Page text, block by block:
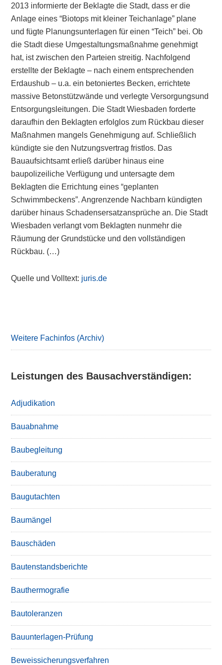
2013 informierte der Beklagte die Stadt, dass er die
Anlage eines “Biotops mit kleiner Teichanlage” plane
und fügte Planungsunterlagen für einen “Teich” bei. Ob
die Stadt diese Umgestaltungsmaßnahme genehmigt
hat, ist zwischen den Parteien streitig. Nachfolgend
erstellte der Beklagte – nach einem entsprechenden
Erdaushub – u.a. ein betoniertes Becken, errichtete
massive Betonstützwände und verlegte Versorgungsund
Entsorgungsleitungen. Die Stadt Wiesbaden forderte
daraufhin den Beklagten erfolglos zum Rückbau dieser
Maßnahmen mangels Genehmigung auf. Schließlich
kündigte sie den Nutzungsvertrag fristlos. Das
Bauaufsichtsamt erließ darüber hinaus eine
baupolizeiliche Verfügung und untersagte dem
Beklagten die Errichtung eines “geplanten
Schwimmbeckens”. Angrenzende Nachbarn kündigten
darüber hinaus Schadensersatzansprüche an. Die Stadt
Wiesbaden verlangt vom Beklagten nunmehr die
Räumung der Grundstücke und den vollständigen
Rückbau. (…)
Quelle und Volltext: juris.de
Weitere Fachinfos (Archiv)
Leistungen des Bausachverständigen:
Adjudikation
Bauabnahme
Baubegleitung
Bauberatung
Baugutachten
Baumängel
Bauschäden
Bautenstandsberichte
Bauthermografie
Bautoleranzen
Bauunterlagen-Prüfung
Beweissicherungsverfahren